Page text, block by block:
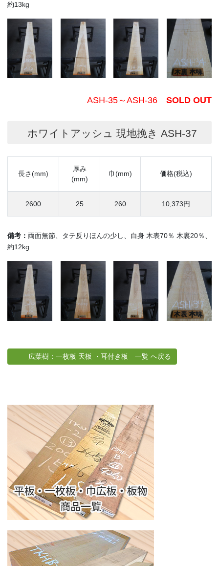
約13kg
ASH-35～ASH-36 SOLD OUT
ホワイトアッシュ 現地挽き ASH-37
長さ(mm)
厚み
(mm)
巾(mm) 価格(税込)
2600 25 260 10,373円
備考： 両面無節、タテ反りほんの少し、白身 木表70％ 木裏20％、
約12kg
広葉樹：一枚板 天板 ・耳付き板 一覧 へ戻る